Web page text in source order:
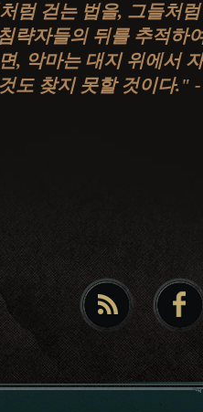
럼 걷는 법을, 그들처
략자들의 뒤를 추적하
, 악마는 대지 위에서
도 찾지 못할 것이다."